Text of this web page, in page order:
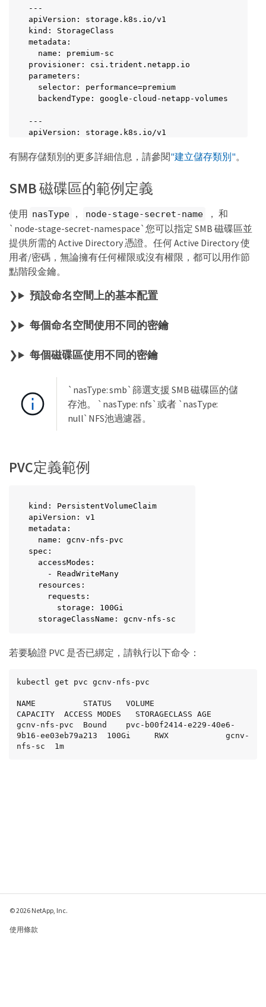
---
apiVersion: storage.k8s.io/v1
kind: StorageClass
metadata:
  name: premium-sc
provisioner: csi.trident.netapp.io
parameters:
  selector: performance=premium
  backendType: google-cloud-netapp-volumes
---
apiVersion: storage.k8s.io/v1
metadata:
parameters:
  backendType: google-cloud-netapp-volumes
有關存儲類別的更多詳細信息，請參閱"建立儲存類別"。
SMB 磁碟區的範例定義
使用 nasType ， node-stage-secret-name
， 和
`node-stage-secret-namespace`您可以指定 SMB 磁碟區並
提供所需的 Active Directory 憑證。任何 Active Directory 使
用者/密碼，無論擁有任何權限或沒有權限，都可以用作節
點階段金鑰。
預設命名空間上的基本配置
每個命名空間使用不同的密鑰
每個磁碟區使用不同的密鑰
`nasType: smb`篩選支援 SMB 磁碟區的儲
存池。 `nasType: nfs`或者 `nasType:
null`NFS池過濾器。
PVC定義範例
kind: PersistentVolumeClaim
apiVersion: v1
metadata:
  name: gcnv-nfs-pvc
spec:
  accessModes:
    - ReadWriteMany
  resources:
    requests:
      storage: 100Gi
  storageClassName: gcnv-nfs-sc
若要驗證 PVC 是否已綁定，請執行以下命令：
kubectl get pvc gcnv-nfs-pvc
NAME          STATUS   VOLUME
CAPACITY  ACCESS MODES   STORAGECLASS AGE
gcnv-nfs-pvc  Bound    pvc-b00f2414-e229-40e6-
9b16-ee03eb79a213  100Gi     RWX            gcnv-
nfs-sc  1m
© 2026 NetApp, Inc.
使用條款